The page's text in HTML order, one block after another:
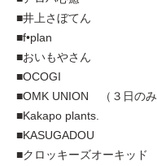
■井上さぼてん
■f•plan
■おいもやさん
■OCOGI
■OMK UNION （３日のみ
■Kakapo plants.
■KASUGADOU
■クロッキーズオーキッド